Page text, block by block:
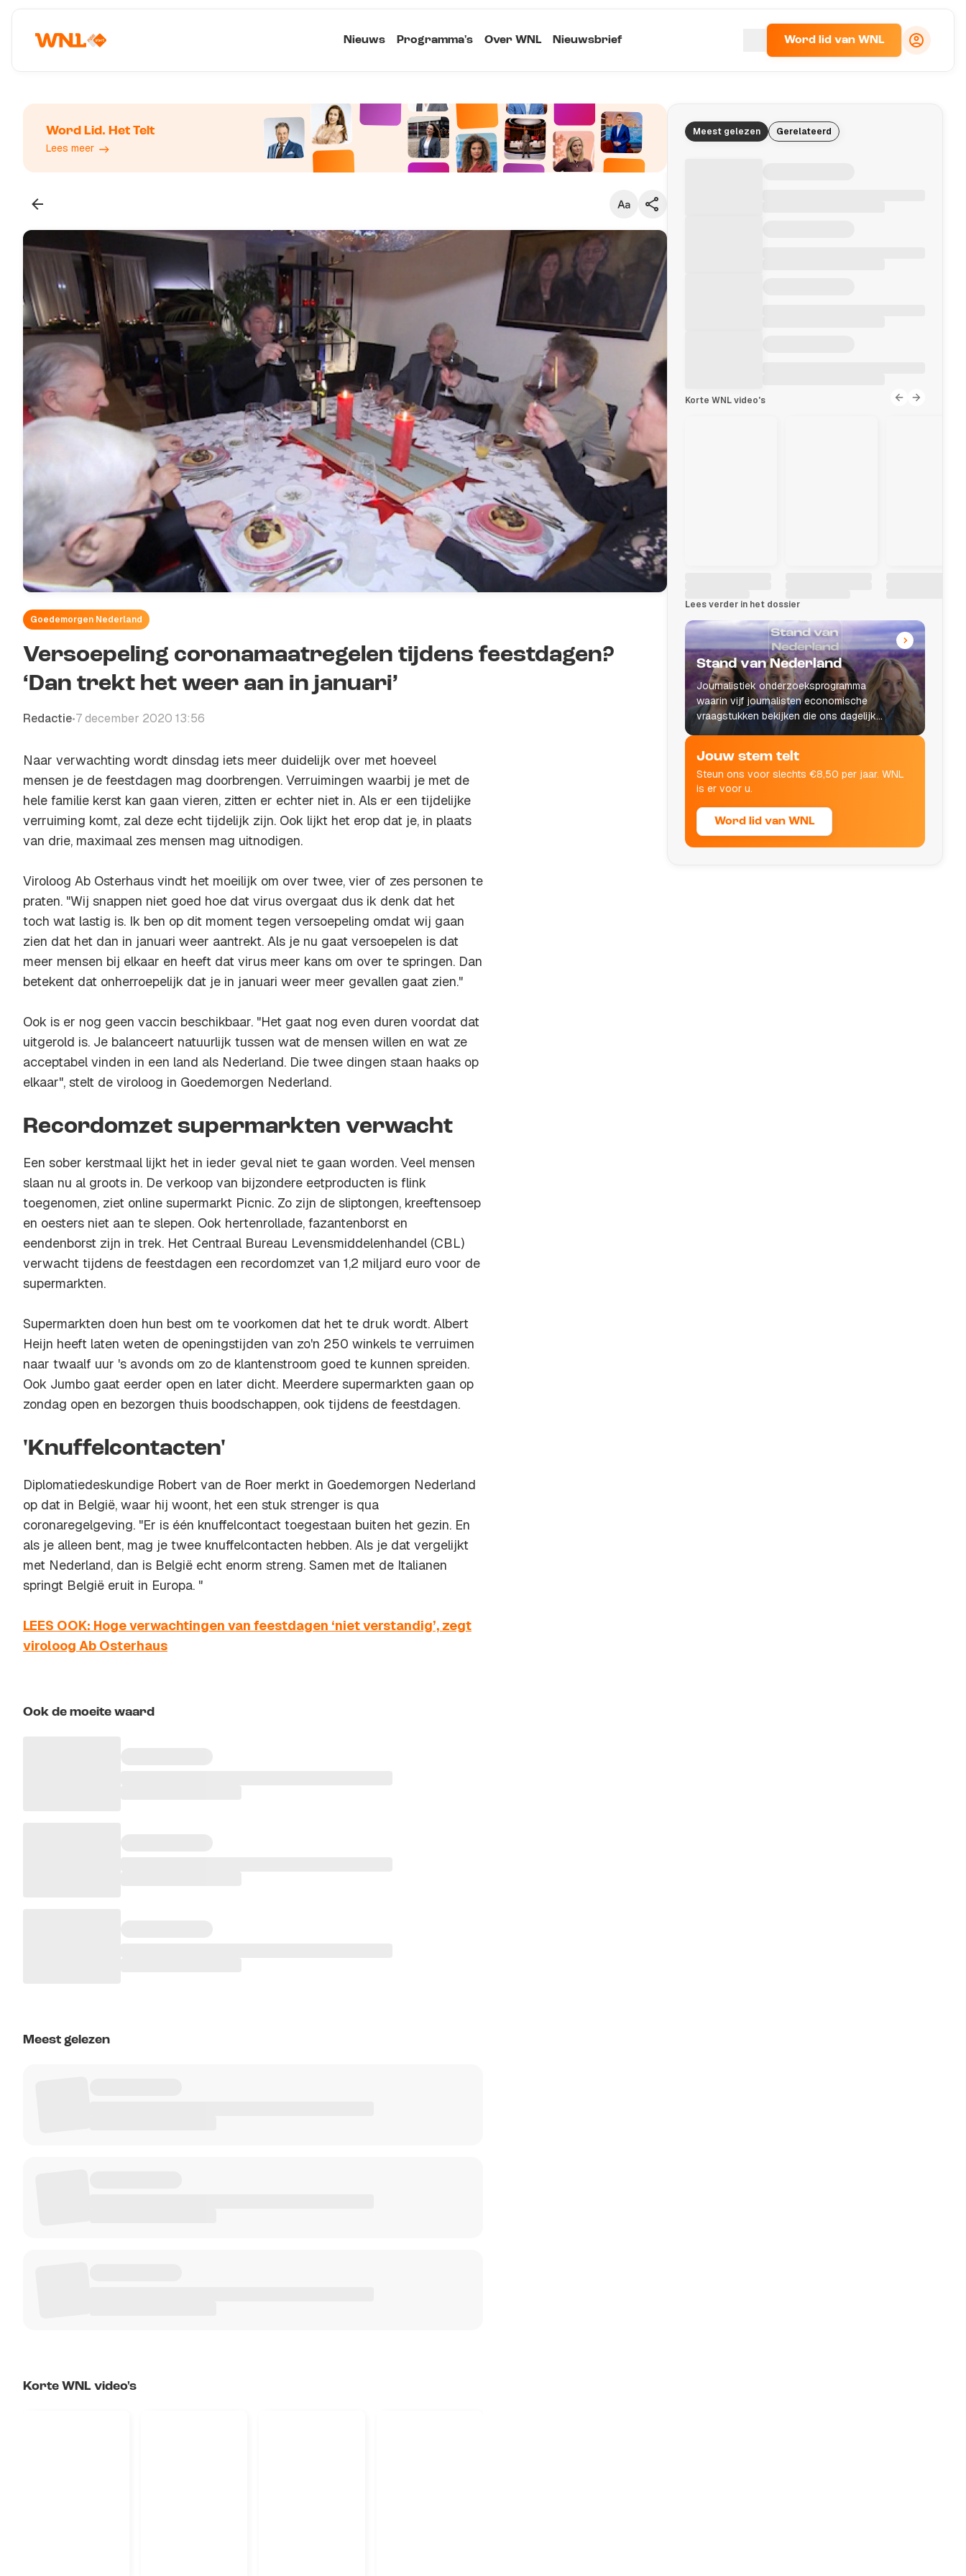
Nieuws Programma's Over WNL Nieuwsbrief Word lid van WNL
Word Lid. Het Telt
Lees meer
Klein
Standaard
Kopieer link
Goedemorgen Nederland
Versoepeling coronamaatregelen tijdens feestdagen?
‘Dan trekt het weer aan in januari’
Redactie•7 december 2020 13:56
Naar verwachting wordt dinsdag iets meer duidelijk over met hoeveel
mensen je de feestdagen mag doorbrengen. Verruimingen waarbij je met de
hele familie kerst kan gaan vieren, zitten er echter niet in. Als er een tijdelijke
verruiming komt, zal deze echt tijdelijk zijn. Ook lijkt het erop dat je, in plaats
van drie, maximaal zes mensen mag uitnodigen.
Viroloog Ab Osterhaus vindt het moeilijk om over twee, vier of zes personen te
praten. "Wij snappen niet goed hoe dat virus overgaat dus ik denk dat het
toch wat lastig is. Ik ben op dit moment tegen versoepeling omdat wij gaan
zien dat het dan in januari weer aantrekt. Als je nu gaat versoepelen is dat
meer mensen bij elkaar en heeft dat virus meer kans om over te springen. Dan
betekent dat onherroepelijk dat je in januari weer meer gevallen gaat zien."
Ook is er nog geen vaccin beschikbaar. "Het gaat nog even duren voordat dat
uitgerold is. Je balanceert natuurlijk tussen wat de mensen willen en wat ze
acceptabel vinden in een land als Nederland. Die twee dingen staan haaks op
elkaar", stelt de viroloog in Goedemorgen Nederland.
Recordomzet supermarkten verwacht
Een sober kerstmaal lijkt het in ieder geval niet te gaan worden. Veel mensen
slaan nu al groots in. De verkoop van bijzondere eetproducten is flink
toegenomen, ziet online supermarkt Picnic. Zo zijn de sliptongen, kreeftensoep
en oesters niet aan te slepen. Ook hertenrollade, fazantenborst en
eendenborst zijn in trek. Het Centraal Bureau Levensmiddelenhandel (CBL)
verwacht tijdens de feestdagen een recordomzet van 1,2 miljard euro voor de
supermarkten.
Supermarkten doen hun best om te voorkomen dat het te druk wordt. Albert
Heijn heeft laten weten de openingstijden van zo'n 250 winkels te verruimen
naar twaalf uur 's avonds om zo de klantenstroom goed te kunnen spreiden.
Ook Jumbo gaat eerder open en later dicht. Meerdere supermarkten gaan op
zondag open en bezorgen thuis boodschappen, ook tijdens de feestdagen.
'Knuffelcontacten'
Diplomatiedeskundige Robert van de Roer merkt in Goedemorgen Nederland
op dat in België, waar hij woont, het een stuk strenger is qua
coronaregelgeving. "Er is één knuffelcontact toegestaan buiten het gezin. En
als je alleen bent, mag je twee knuffelcontacten hebben. Als je dat vergelijkt
met Nederland, dan is België echt enorm streng. Samen met de Italianen
springt België eruit in Europa. "
LEES OOK: Hoge verwachtingen van feestdagen ‘niet verstandig’, zegt
viroloog Ab Osterhaus
Ook de moeite waard
Meest gelezen
Korte WNL video's
Meest gelezen Gerelateerd
Korte WNL video's
Lees verder in het dossier
Stand van Nederland
Journalistiek onderzoeksprogramma
waarin vijf journalisten economische
vraagstukken bekijken die ons dagelijks
leven raken.
Jouw stem telt
Steun ons voor slechts €8,50 per jaar. WNL
is er voor u.
Word lid van WNL